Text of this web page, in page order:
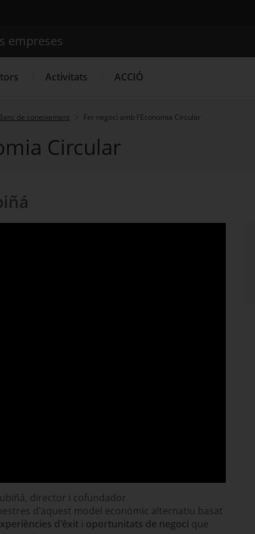
Cercador
d'innovació Convocatòries d'ajuts obertes
empreses
Activitats ACCIÓ
de coneixement Fer negoci amb l'Economia Circular
Circular
director i cofundador
d'aquest model econòmic alternatiu basat
d'èxit oportunitats de negoci que